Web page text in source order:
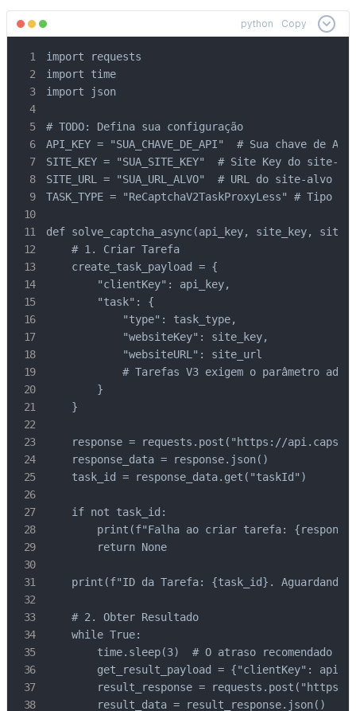
python Copy
import requests
import time
import json
# TODO: Defina sua configuração
API_KEY = "SUA_CHAVE_DE_API"  # Sua chave de
SITE_KEY = "SUA_SITE_KEY"  # Site Key do site-
SITE_URL = "SUA_URL_ALVO"  # URL do site-alvo
TASK_TYPE = "ReCaptchaV2TaskProxyLess" # Tipo
def solve_captcha_async(api_key, site_key,
    # 1. Criar Tarefa
    create_task_payload = {
        "clientKey": api_key,
        "task": {
            "type": task_type,
            "websiteKey": site_key,
            "websiteURL": site_url
# Tarefas V3 exigem o parâmetro
        }
    }
response = requests.post("https://
    response_data = response.json()
    task_id = response_data.get("taskId")
    if not task_id:
print(f"Falha ao criar tarefa:
        return None
print(f"ID da Tarefa: {task_id}. Aguardando
    # 2. Obter Resultado
    while True:
time.sleep(3)  # O atraso recomendado é
get_result_payload = {"clientKey":
result_response =
        result_data = result_response.json()